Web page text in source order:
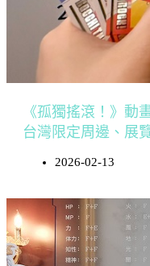
《孤獨搖滾！》動
台灣限定周邊、展
2026-02-13